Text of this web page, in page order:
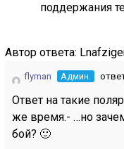
поддержания
Автор ответа:
flyman Админ.
Ответ на такие
же время.- …но
бой? 🙂